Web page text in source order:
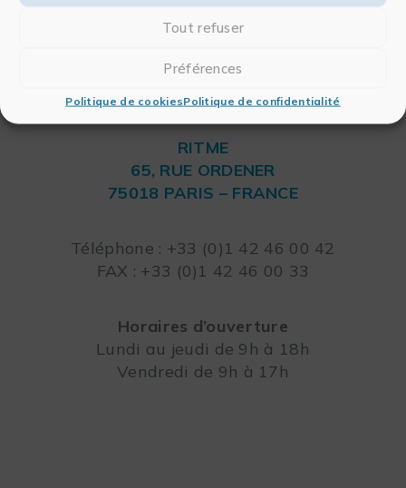
Tout refuser
Préférences
Politique de cookiesPolitique de confidentialité
RITME
65, RUE ORDENER
75018 PARIS – FRANCE
Téléphone : +33 (0)1 42 46 00 42
FAX : +33 (0)1 42 46 00 33
Horaires d’ouverture
Lundi au jeudi de 9h à 18h
Vendredi de 9h à 17h